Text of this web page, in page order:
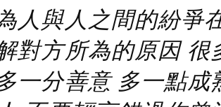
人與人之間的紛爭
對方所為的原因
一分善意 多一點